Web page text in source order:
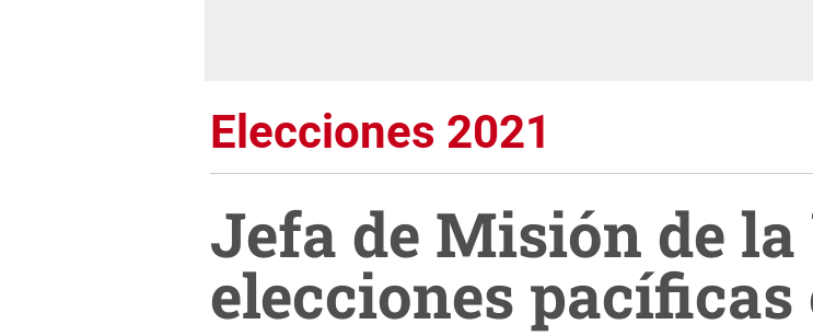
Elecciones 2021
Jefa de Misión de la
elecciones